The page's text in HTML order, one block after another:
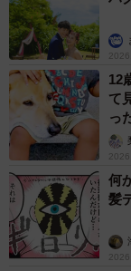
12
て
っ
「
何
髪